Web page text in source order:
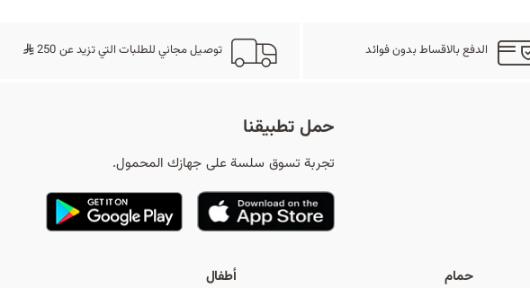
ث الدفع بالاقساط بدون فوائد توصيل مجاني للطلبات التي تزيد عن 250
حمل تطبيقنا
تجربة تسوق سلسة على جهازك المحمول.
حمام أطفال